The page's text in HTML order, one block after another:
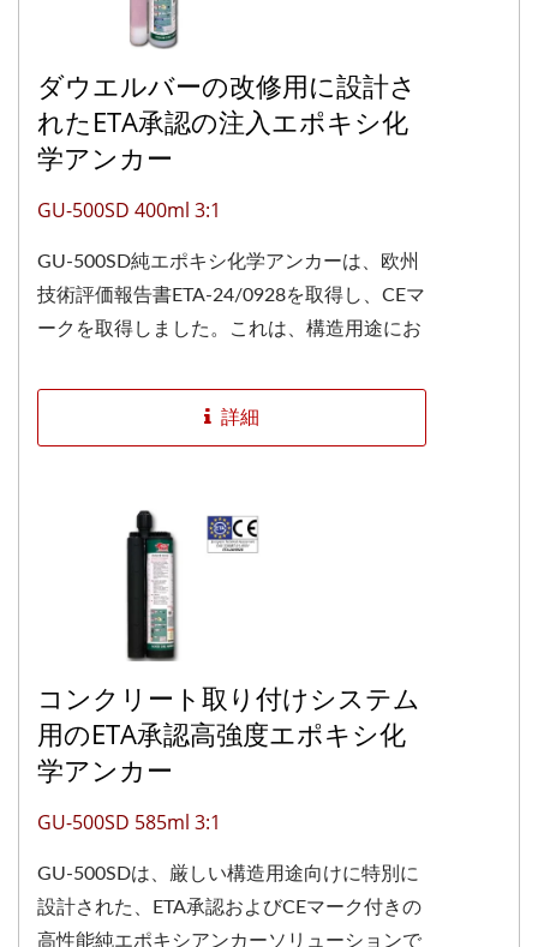
ダウエルバーの改修用に設計さ
れたETA承認の注入エポキシ化
学アンカー
GU-500SD 400ml 3:1
GU-500SD純エポキシ化学アンカーは、欧州
技術評価報告書ETA-24/0928を取得し、CEマ
ークを取得しました。これは、構造用途にお
この評価は、EAD...
詳細
コンクリート取り付けシステム
用のETA承認高強度エポキシ化
学アンカー
GU-500SD 585ml 3:1
GU-500SDは、厳しい構造用途向けに特別に
設計された、ETA承認およびCEマーク付きの
高性能純エポキシアンカーソリューションで